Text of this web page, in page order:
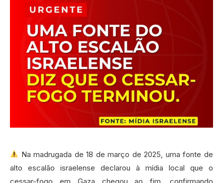
Na madrugada de 18 de março de 2025, uma fonte de
alto escalão israelense declarou à mídia local que o